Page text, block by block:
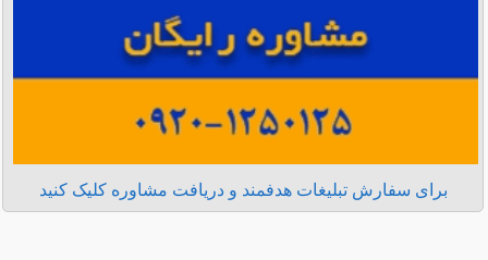
برای سفارش تبلیغات هدفمند و دریافت مشاوره کلیک کنید